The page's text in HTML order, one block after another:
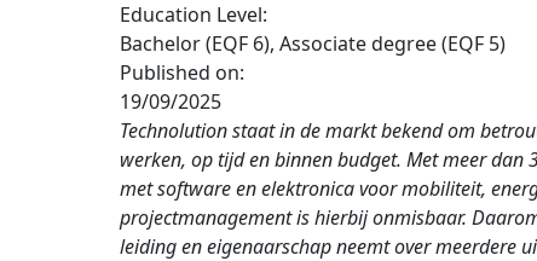
Education Level:
Bachelor (EQF 6), Associate degree (EQF 5)
Published on:
19/09/2025
Technolution staat in de markt bekend om
werken, op tijd en binnen budget. Met meer
met software en elektronica voor mobiliteit,
projectmanagement is hierbij onmisbaar.
leiding en eigenaarschap neemt over meerdere